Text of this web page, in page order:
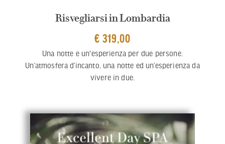
Risvegliarsi in Lombardia
€ 319,00
Una notte e un'esperienza per due persone.
Un’atmosfera d’incanto, una notte ed un’esperienza da
vivere in due.